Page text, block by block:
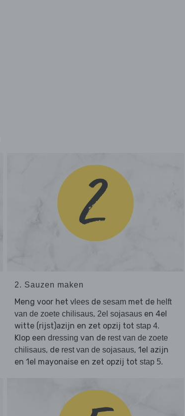
2. Sauzen maken
Meng voor het vleesde sesammet de helft
van de zoete chilisaus, 2el sojasausen 4el
witte (rijst)azijn en zet opzij tot stap 4.
Klop een dressing van de rest van de zoete
chilisaus, de rest van de sojasaus, 1el azijn
en 1el mayonaise en zet opzij tot stap 5.